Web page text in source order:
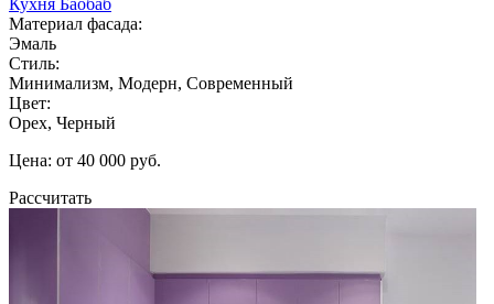
Материал фасада:
Эмаль
Стиль:
Минимализм, Модерн, Современный
Цвет:
Орех, Черный
Цена: от 40 000 руб.
Рассчитать